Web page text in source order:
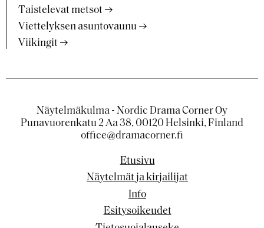
Taistelevat metsot
Viettelyksen asuntovaunu
Viikingit
Näytelmäkulma - Nordic Drama Corner Oy
Punavuorenkatu 2 Aa 38, 00120 Helsinki, Finland
office@dramacorner.fi
Etusivu
Näytelmät ja kirjailijat
Info
Esitysoikeudet